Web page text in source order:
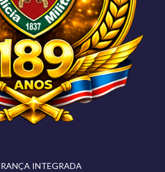
INTEGRADA